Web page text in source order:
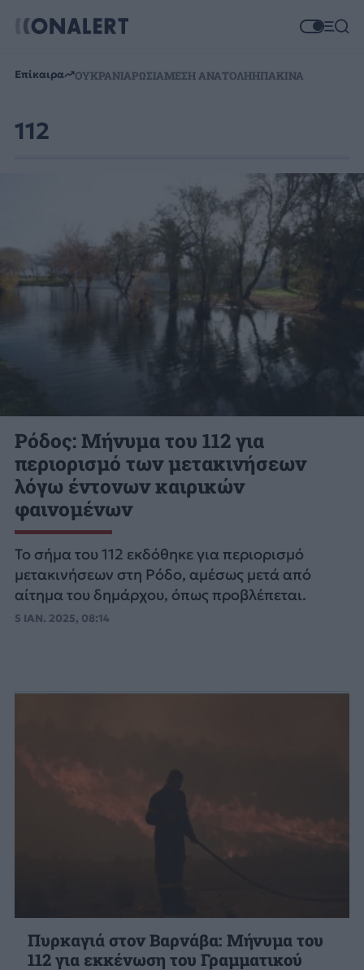
Επίκαιρα ΟΥΚΡΑΝΙΑΡΩΣΙΑΜΕΣΗ ΑΝΑΤΟΛΗΗΠΑΚΙΝΑ
112
Ρόδος: Μήνυμα του 112 για
περιορισμό των μετακινήσεων
λόγω έντονων καιρικών
φαινομένων
Το σήμα του 112 εκδόθηκε για περιορισμό
μετακινήσεων στη Ρόδο, αμέσως μετά από
αίτημα του δημάρχου, όπως προβλέπεται.
5 ΙΑΝ. 2025, 08:14
Πυρκαγιά στον Βαρνάβα: Μήνυμα του
112 για εκκένωση του Γραμματικού